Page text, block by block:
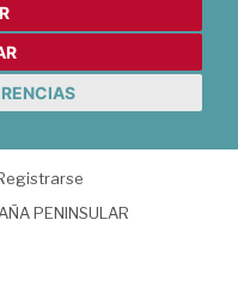
PENINSULAR